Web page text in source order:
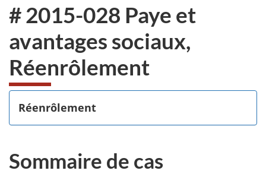
# 2015-028 Paye et
avantages sociaux,
Réenrôlement
Réenrôlement
Sommaire de cas